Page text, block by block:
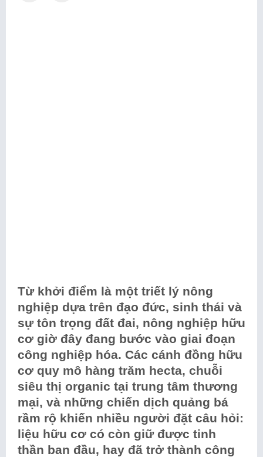
Từ khởi điểm là một triết lý nông
nghiệp dựa trên đạo đức, sinh thái và
sự tôn trọng đất đai, nông nghiệp hữu
cơ giờ đây đang bước vào giai đoạn
công nghiệp hóa. Các cánh đồng hữu
cơ quy mô hàng trăm hecta, chuỗi
siêu thị organic tại trung tâm thương
mại, và những chiến dịch quảng bá
rầm rộ khiến nhiều người đặt câu hỏi:
liệu hữu cơ có còn giữ được tinh
thần ban đầu, hay đã trở thành công